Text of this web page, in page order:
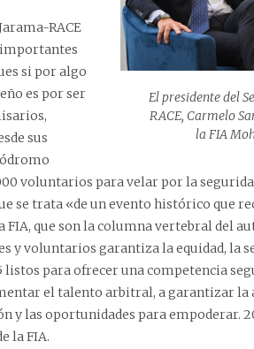
El presidente del
RACE, Carmelo
la FIA
RACE
importantes
si por algo
es por ser
sus
voluntarios para velar por la
se trata «de un evento histórico que
FIA, que son la columna vertebral del
y voluntarios garantiza la equidad, la
para ofrecer una competencia
el talento arbitral, a garantizar la
y las oportunidades para empoderar.
la FIA.